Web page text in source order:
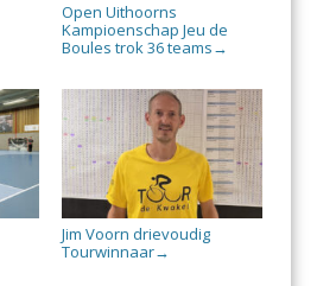
Open Uithoorns
Kampioenschap Jeu de
Boules trok 36 teams →
Jim Voorn drievoudig
Tourwinnaar→